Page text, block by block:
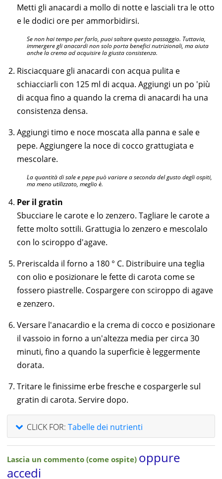
Metti gli anacardi a mollo di notte e lasciali tra le otto
e le dodici ore per ammorbidirsi.
Se non hai tempo per farlo, puoi saltare questo passaggio. Tuttavia,
immergere gli anacardi non solo porta benefici nutrizionali, ma aiuta
anche la crema ad acquisire la giusta consistenza.
Risciacquare gli anacardi con acqua pulita e
schiacciarli con 125 ml di acqua. Aggiungi un po 'più
di acqua fino a quando la crema di anacardi ha una
consistenza densa.
Aggiungi timo e noce moscata alla panna e sale e
pepe. Aggiungere la noce di cocco grattugiata e
mescolare.
La quantità di sale e pepe può variare a seconda del gusto degli ospiti,
ma meno utilizzato, meglio è.
Per il gratin
Sbucciare le carote e lo zenzero. Tagliare le carote a
fette molto sottili. Grattugia lo zenzero e mescolalo
con lo sciroppo d'agave.
Preriscalda il forno a 180 ° C. Distribuire una teglia
con olio e posizionare le fette di carota come se
fossero piastrelle. Cospargere con sciroppo di agave
e zenzero.
Versare l'anacardio e la crema di cocco e posizionare
il vassoio in forno a un'altezza media per circa 30
minuti, fino a quando la superficie è leggermente
dorata.
Tritare le finissime erbe fresche e cospargerle sul
gratin di carota. Servire dopo.
CLICK FOR: Tabelle dei nutrienti
Lascia un commento (come ospite) oppure
accedi